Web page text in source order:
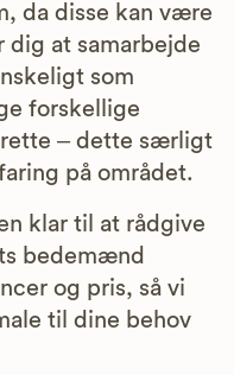
da disse kan være
dig at samarbejde
som
forskellige
– dette særligt
på området.
klar til at rådgive
bedemænd
og pris, så vi
til dine behov